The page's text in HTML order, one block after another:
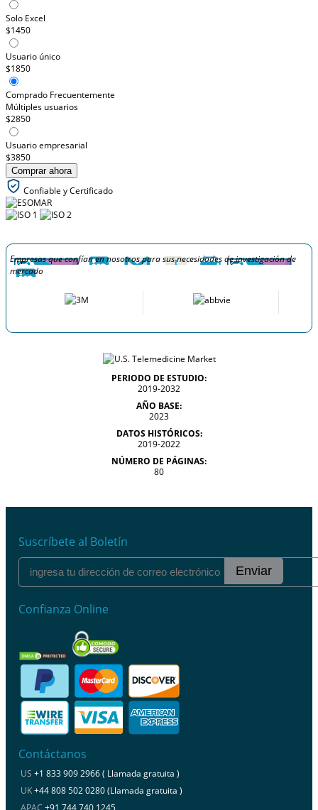
Solo Excel
$1450
Usuario único
$1850
Comprado Frecuentemente
Múltiples usuarios
$2850
Usuario empresarial
$3850
Comprar ahora
Confiable y Certificado
Empresas que confían en nosotros para sus necesidades de investigación de
mercado
PERIODO DE ESTUDIO:
2019-2032
AÑO BASE:
2023
DATOS HISTÓRICOS:
2019-2022
NÚMERO DE PÁGINAS:
80
Suscríbete al Boletín
Enviar
Confianza Online
Contáctanos
US +1 833 909 2966 ( Llamada gratuita )
UK+44 808 502 0280 (Llamada gratuita )
APAC +91 744 740 1245